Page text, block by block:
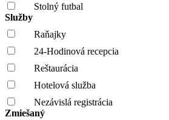
Stolný futbal
Služby
Raňajky
24-Hodinová recepcia
Reštaurácia
Hotelová služba
Nezávislá registrácia
Zmiešaný